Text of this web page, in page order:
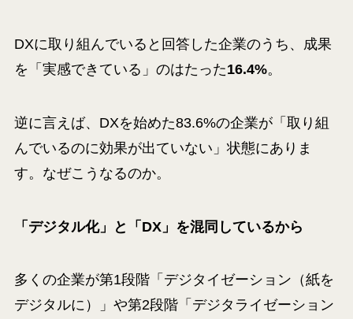
DXに取り組んでいると回答した企業のうち、成果
を「実感できている」のはたった16.4%。
逆に言えば、DXを始めた83.6%の企業が「取り組
んでいるのに効果が出ていない」状態にありま
す。なぜこうなるのか。
「デジタル化」と「DX」を混同しているから
多くの企業が第1段階「デジタイゼーション（紙を
デジタルに）」や第2段階「デジタライゼーション